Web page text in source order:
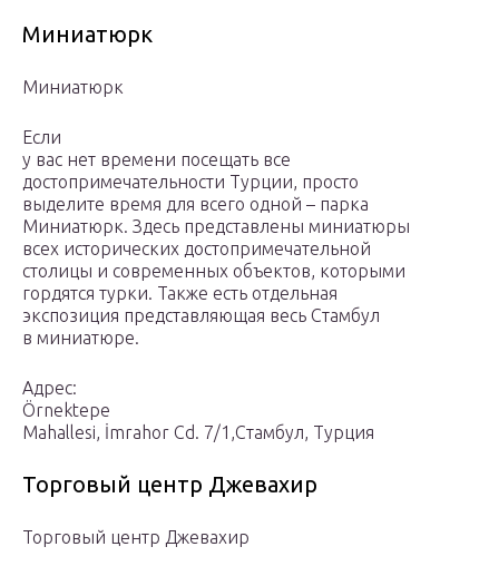
Миниатюрк
Миниатюрк
Если
у вас нет времени посещать все
достопримечательности Турции, просто
выделите время для всего одной – парка
Миниатюрк. Здесь представлены миниатюры
всех исторических достопримечательной
столицы и современных объектов, которыми
гордятся турки. Также есть отдельная
экспозиция представляющая весь Стамбул
в миниатюре.
Адрес:
Örnektepe
Mahallesi, İmrahor Cd. 7/1,Стамбул, Турция
Торговый центр Джевахир
Торговый центр Джевахир